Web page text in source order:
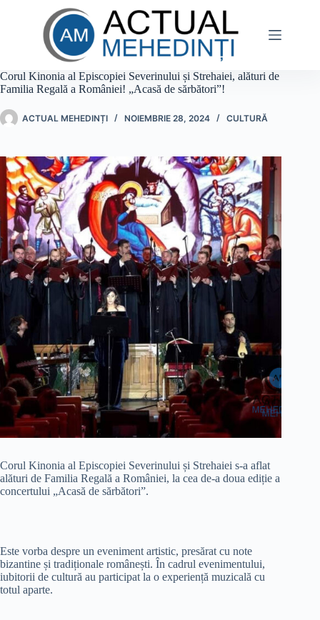
Corul Kinonia al Episcopiei Severinului și Strehaiei, alături de
Familia Regală a României! „Acasă de sărbători”!
ACTUAL MEHEDINȚI NOIEMBRIE 28, 2024 CULTURĂ
Corul Kinonia al Episcopiei Severinului și Strehaiei s-a aflat
alături de Familia Regală a României, la cea de-a doua ediție a
concertului „Acasă de sărbători”.
Este vorba despre un eveniment artistic, presărat cu note
bizantine și tradiționale românești. În cadrul evenimentului,
iubitorii de cultură au participat la o experiență muzicală cu
totul aparte.